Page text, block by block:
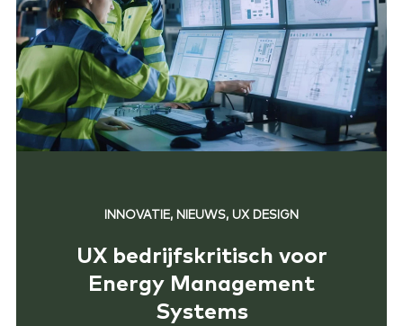
INNOVATIE, NIEUWS, UX DESIGN
UX bedrijfskritisch voor
Energy Management
Systems